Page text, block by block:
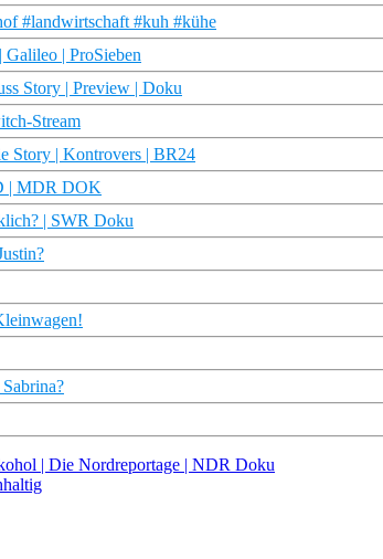
#landwirtschaft #kuh #kühe
| ProSieben
Story | Preview | Doku
Stream
Story | Kontrovers | BR24
| MDR DOK
| SWR Doku
| Die Nordreportage | NDR Doku